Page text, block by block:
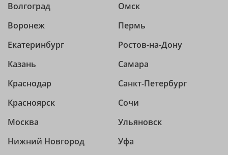
Волгоград
Воронеж
Екатеринбург
Казань
Краснодар
Красноярск
Москва
Нижний Новгород
Омск
Пермь
Ростов-на-Дону
Самара
Санкт-Петербург
Сочи
Ульяновск
Уфа